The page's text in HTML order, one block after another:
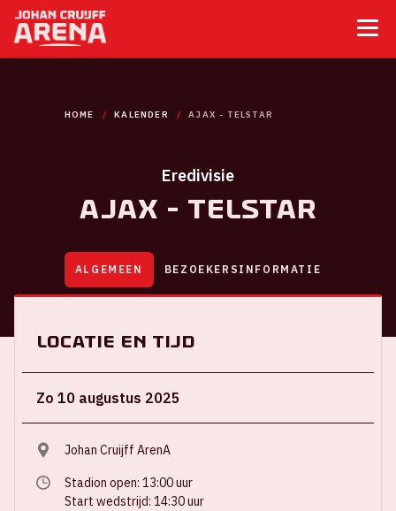
HOME KALENDER AJAX - TELSTAR
Eredivisie
Ajax - Telstar
ALGEMEEN BEZOEKERSINFORMATIE
Locatie en tijd
Zo 10 augustus 2025
Johan Cruijff ArenA
Stadion open: 13:00 uur
Start wedstrijd: 14:30 uur